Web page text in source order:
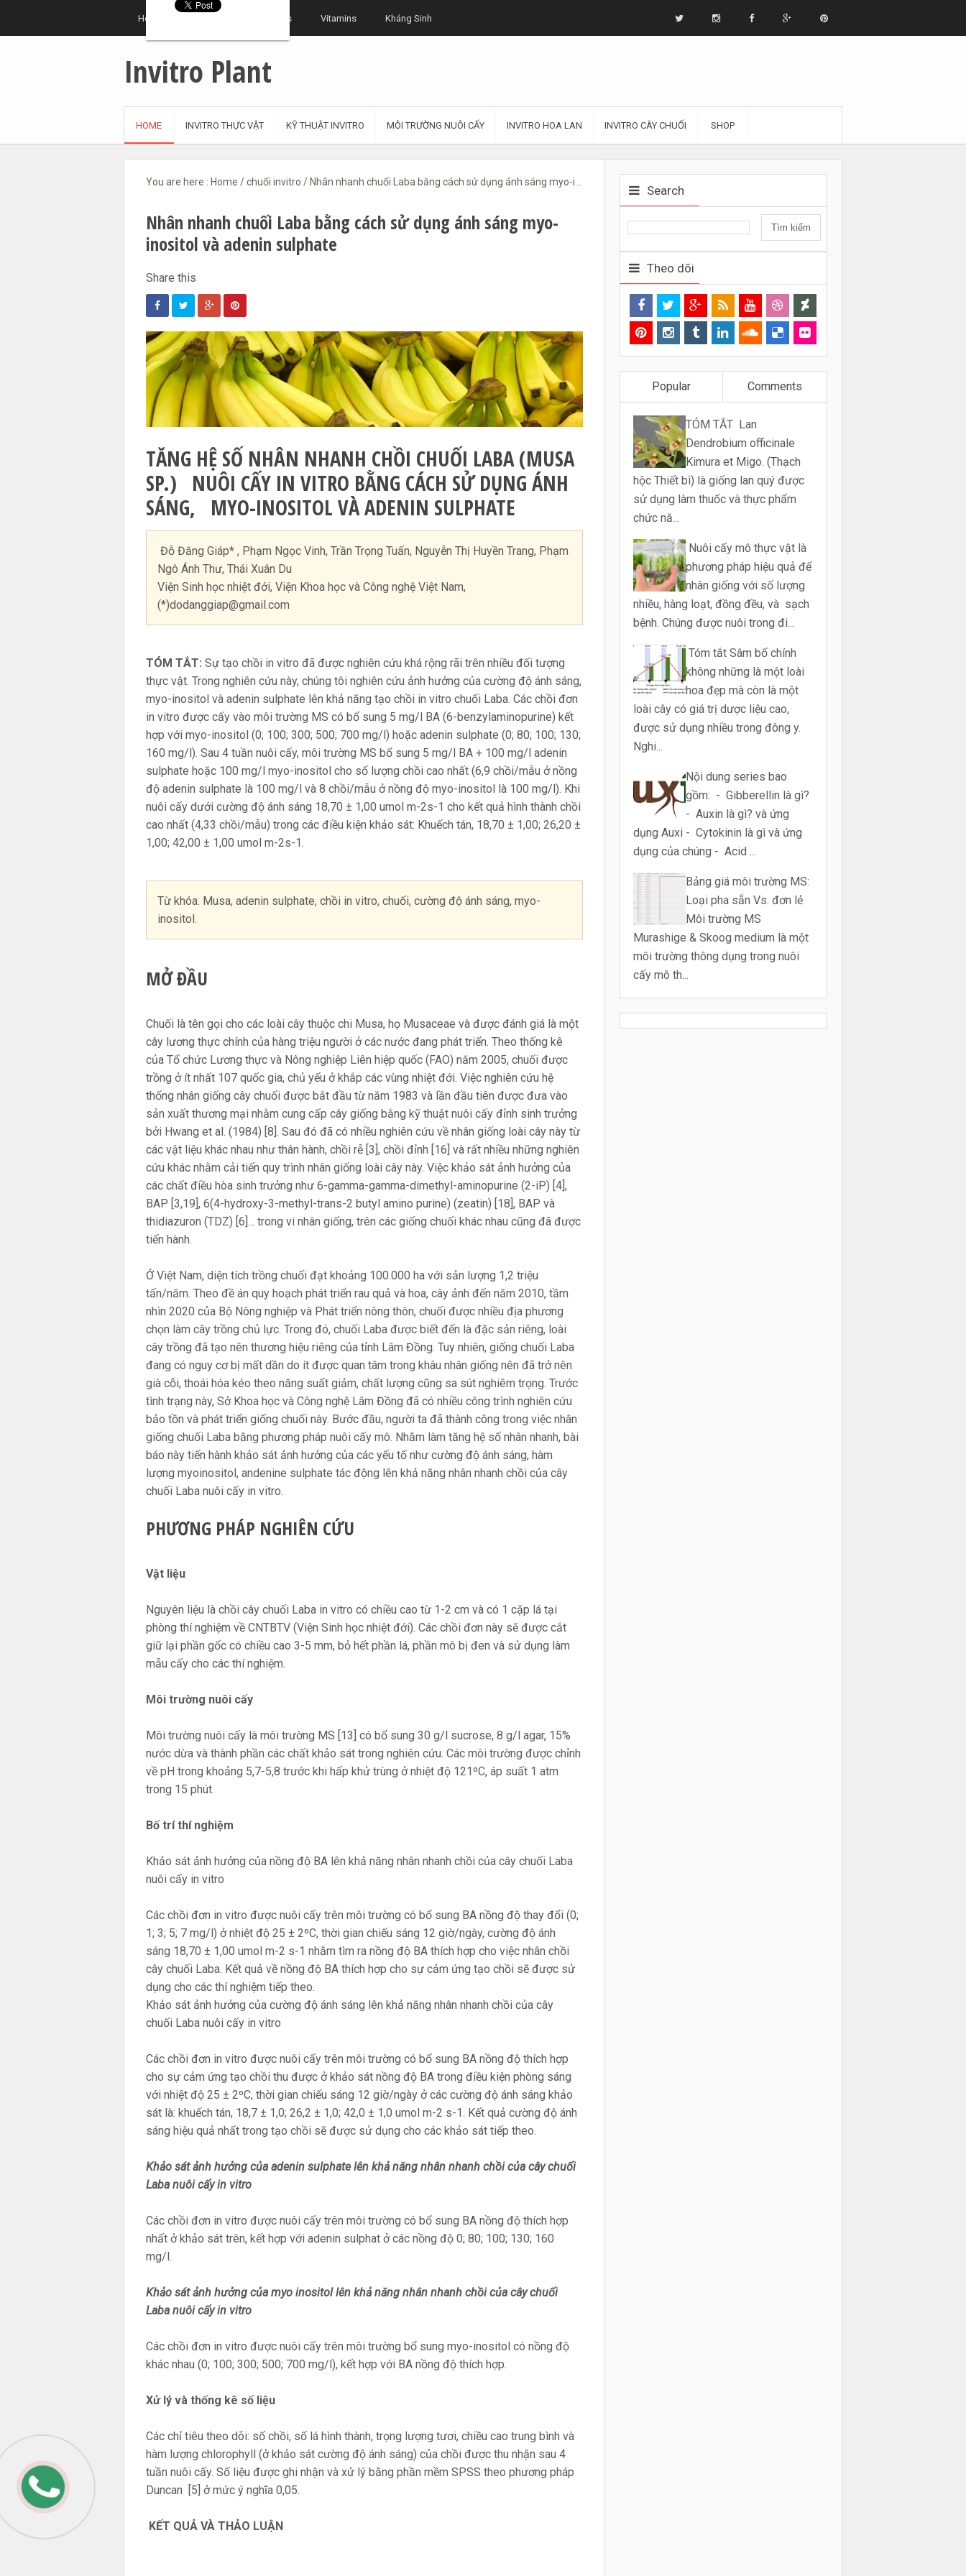
Home Cytokinins Vitamins Kháng Sinh
Invitro Plant
HOME INVITRO THỰC VẬT KỸ THUẬT INVITRO MÔI TRƯỜNG NUÔI CẤY INVITRO HOA LAN INVITRO CÂY CHUỐI SHOP
You are here : Home /chuối invitro / Nhân nhanh chuối Laba bằng cách sử dụng ánh sáng myo-inositol và adenin sulphate
Nhân nhanh chuối Laba bằng cách sử dụng ánh sáng myo-
inositol và adenin sulphate
TĂNG HỆ SỐ NHÂN NHANH CHỒI CHUỐI LABA (MUSA
SP.) NUÔI CẤY IN VITRO BẰNG CÁCH SỬ DỤNG ÁNH
SÁNG, MYO-INOSITOL VÀ ADENIN SULPHATE
Đỗ Đăng Giáp* , Phạm Ngọc Vinh, Trần Trọng Tuấn, Nguyễn Thị Huyền Trang, Phạm
Ngô Ánh Thư, Thái Xuân Du
Viện Sinh học nhiệt đới, Viện Khoa học và Công nghệ Việt Nam,
(*)dodanggiap@gmail.com
TÓM TẮT: Sự tạo chồi in vitro đã được nghiên cứu khá rộng rãi trên nhiều đối tượng
thực vật. Trong nghiên cứu này, chúng tôi nghiên cứu ảnh hưởng của cường độ ánh sáng,
myo-inositol và adenin sulphate lên khả năng tạo chồi in vitro chuối Laba. Các chồi đơn
in vitro được cấy vào môi trường MS có bổ sung 5 mg/l BA (6-benzylaminopurine) kết
hợp với myo-inositol (0; 100; 300; 500; 700 mg/l) hoặc adenin sulphate (0; 80; 100; 130;
160 mg/l). Sau 4 tuần nuôi cấy, môi trường MS bổ sung 5 mg/l BA + 100 mg/l adenin
sulphate hoặc 100 mg/l myo-inositol cho số lượng chồi cao nhất (6,9 chồi/mẫu ở nồng
độ adenin sulphate là 100 mg/l và 8 chồi/mẫu ở nồng độ myo-inositol là 100 mg/l). Khi
nuôi cấy dưới cường độ ánh sáng 18,70 ± 1,00 umol m-2s-1 cho kết quả hình thành chồi
cao nhất (4,33 chồi/mẫu) trong các điều kiện khảo sát: Khuếch tán, 18,70 ± 1,00; 26,20 ±
1,00; 42,00 ± 1,00 umol m-2s-1.
Từ khóa: Musa, adenin sulphate, chồi in vitro, chuối, cường độ ánh sáng, myo-
inositol.
MỞ ĐẦU
Chuối là tên gọi cho các loài cây thuộc chi Musa, họ Musaceae và được đánh giá là một
cây lương thực chính của hàng triệu người ở các nước đang phát triển. Theo thống kê
của Tổ chức Lương thực và Nông nghiệp Liên hiệp quốc (FAO) năm 2005, chuối được
trồng ở ít nhất 107 quốc gia, chủ yếu ở khắp các vùng nhiệt đới. Việc nghiên cứu hệ
thống nhân giống cây chuối được bắt đầu từ năm 1983 và lần đầu tiên được đưa vào
sản xuất thương mại nhằm cung cấp cây giống bằng kỹ thuật nuôi cấy đỉnh sinh trưởng
bởi Hwang et al. (1984) [8]. Sau đó đã có nhiều nghiên cứu về nhân giống loài cây này từ
các vật liệu khác nhau như thân hành, chồi rễ [3], chồi đỉnh [16] và rất nhiều những nghiên
cứu khác nhằm cải tiến quy trình nhân giống loài cây này. Việc khảo sát ảnh hưởng của
các chất điều hòa sinh trưởng như 6-gamma-gamma-dimethyl-aminopurine (2-iP) [4],
BAP [3,19], 6(4-hydroxy-3-methyl-trans-2 butyl amino purine) (zeatin) [18], BAP và
thidiazuron (TDZ) [6]... trong vi nhân giống, trên các giống chuối khác nhau cũng đã được
tiến hành.
Ở Việt Nam, diện tích trồng chuối đạt khoảng 100.000 ha với sản lượng 1,2 triệu
tấn/năm. Theo đề án quy hoạch phát triển rau quả và hoa, cây ảnh đến năm 2010, tầm
nhìn 2020 của Bộ Nông nghiệp và Phát triển nông thôn, chuối được nhiều địa phương
chọn làm cây trồng chủ lực. Trong đó, chuối Laba được biết đến là đặc sản riêng, loài
cây trồng đã tạo nên thương hiệu riêng của tỉnh Lâm Đồng. Tuy nhiên, giống chuối Laba
đang có nguy cơ bị mất dần do ít được quan tâm trong khâu nhân giống nên đã trở nên
già cỗi, thoái hóa kéo theo năng suất giảm, chất lượng cũng sa sút nghiêm trọng. Trước
tình trạng này, Sở Khoa học và Công nghệ Lâm Đồng đã có nhiều công trình nghiên cứu
bảo tồn và phát triển giống chuối này. Bước đầu, người ta đã thành công trong việc nhân
giống chuối Laba bằng phương pháp nuôi cấy mô. Nhằm làm tăng hệ số nhân nhanh, bài
báo này tiến hành khảo sát ảnh hưởng của các yếu tố như cường độ ánh sáng, hàm
lượng myoinositol, andenine sulphate tác động lên khả năng nhân nhanh chồi của cây
chuối Laba nuôi cấy in vitro.
PHƯƠNG PHÁP NGHIÊN CỨU
Vật liệu
Nguyên liệu là chồi cây chuối Laba in vitro có chiều cao từ 1-2 cm và có 1 cặp lá tại
phòng thí nghiệm về CNTBTV (Viện Sinh học nhiệt đới). Các chồi đơn này sẽ được cắt
giữ lại phần gốc có chiều cao 3-5 mm, bỏ hết phần lá, phần mô bị đen và sử dụng làm
mẫu cấy cho các thí nghiệm.
Môi trường nuôi cấy
Môi trường nuôi cấy là môi trường MS [13] có bổ sung 30 g/l sucrose, 8 g/l agar, 15%
nước dừa và thành phần các chất khảo sát trong nghiên cứu. Các môi trường được chỉnh
về pH trong khoảng 5,7-5,8 trước khi hấp khử trùng ở nhiệt độ 121ºC, áp suất 1 atm
trong 15 phút.
Bố trí thí nghiệm
Khảo sát ảnh hưởng của nồng độ BA lên khả năng nhân nhanh chồi của cây chuối Laba
nuôi cấy in vitro
Các chồi đơn in vitro được nuôi cấy trên môi trường có bổ sung BA nồng độ thay đổi (0;
1; 3; 5; 7 mg/l) ở nhiệt độ 25 ± 2ºC, thời gian chiếu sáng 12 giờ/ngày, cường độ ánh
sáng 18,70 ± 1,00 umol m-2 s-1 nhằm tìm ra nồng độ BA thích hợp cho việc nhân chồi
cây chuối Laba. Kết quả về nồng độ BA thích hợp cho sự cảm ứng tạo chồi sẽ được sử
dụng cho các thí nghiệm tiếp theo.
Khảo sát ảnh hưởng của cường độ ánh sáng lên khả năng nhân nhanh chồi của cây
chuối Laba nuôi cấy in vitro
Các chồi đơn in vitro được nuôi cấy trên môi trường có bổ sung BA nồng độ thích hợp
cho sự cảm ứng tạo chồi thu được ở khảo sát nồng độ BA trong điều kiện phòng sáng
với nhiệt độ 25 ± 2ºC, thời gian chiếu sáng 12 giờ/ngày ở các cường độ ánh sáng khảo
sát là: khuếch tán, 18,7 ± 1,0; 26,2 ± 1,0; 42,0 ± 1,0 umol m-2 s-1. Kết quả cường độ ánh
sáng hiệu quả nhất trong tạo chồi sẽ được sử dụng cho các khảo sát tiếp theo.
Khảo sát ảnh hưởng của adenin sulphate lên khả năng nhân nhanh chồi của cây chuối
Laba nuôi cấy in vitro
Các chồi đơn in vitro được nuôi cấy trên môi trường có bổ sung BA nồng độ thích hợp
nhất ở khảo sát trên, kết hợp với adenin sulphat ở các nồng độ 0; 80; 100; 130; 160
mg/l.
Khảo sát ảnh hưởng của myo inositol lên khả năng nhân nhanh chồi của cây chuối
Laba nuôi cấy in vitro
Các chồi đơn in vitro được nuôi cấy trên môi trường bổ sung myo-inositol có nồng độ
khác nhau (0; 100; 300; 500; 700 mg/l), kết hợp với BA nồng độ thích hợp.
Xử lý và thống kê số liệu
Các chỉ tiêu theo dõi: số chồi, số lá hình thành, trọng lượng tươi, chiều cao trung bình và
hàm lượng chlorophyll (ở khảo sát cường độ ánh sáng) của chồi được thu nhận sau 4
tuần nuôi cấy. Số liệu được ghi nhận và xử lý bằng phần mềm SPSS theo phương pháp
Duncan [5] ở mức ý nghĩa 0,05.
KẾT QUẢ VÀ THẢO LUẬN
Search
Theo dõi
Popular Comments
TÓM TẮT Lan
Dendrobium officinale
Kimura et Migo. (Thạch
hộc Thiết bì) là giống lan quý được
sử dụng làm thuốc và thực phẩm
chức nă...
Nuôi cấy mô thực vật là
phương pháp hiệu quả để
nhân giống với số lượng
nhiều, hàng loạt, đồng đều, và sạch
bệnh. Chúng được nuôi trong đi...
Tóm tắt Sâm bố chính
không những là một loài
hoa đẹp mà còn là một
loài cây có giá trị dược liệu cao,
được sử dụng nhiều trong đông y.
Nghi...
Nội dung series bao
gồm: - Gibberellin là gì?
- Auxin là gì? và ứng
dụng Auxi - Cytokinin là gì và ứng
dụng của chúng - Acid ...
Bảng giá môi trường MS:
Loại pha sẵn Vs. đơn lẻ
Môi trường MS
Murashige & Skoog medium là một
môi trường thông dụng trong nuôi
cấy mô th...